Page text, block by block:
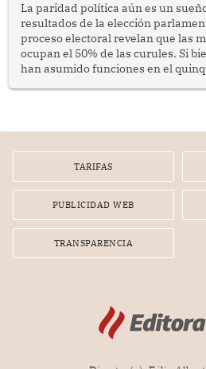
La paridad política aún es un
resultados de la elección
proceso electoral revelan que las
ocupan el 50% de las curules. Si
han asumido funciones en el
TARIFAS
PUBLICIDAD WEB
TRANSPARENCIA